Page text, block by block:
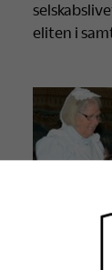
eliten i